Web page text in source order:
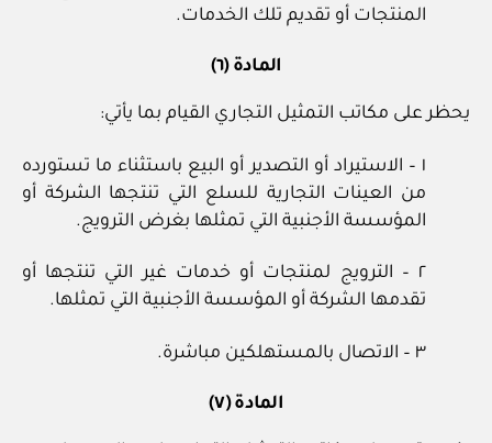
المنتجات أو تقديم تلك الخدمات.
المادة (٦)
يحظر على مكاتب التمثيل التجاري القيام بما يأتي:
١ – الاستيراد أو التصدير أو البيع باستثناء ما تستورده
من العينات التجارية للسلع التي تنتجها الشركة أو
المؤسسة الأجنبية التي تمثلها بغرض الترويج.
٢ – الترويج لمنتجات أو خدمات غير التي تنتجها أو
تقدمها الشركة أو المؤسسة الأجنبية التي تمثلها.
٣ – الاتصال بالمستهلكين مباشرة.
المادة (٧)